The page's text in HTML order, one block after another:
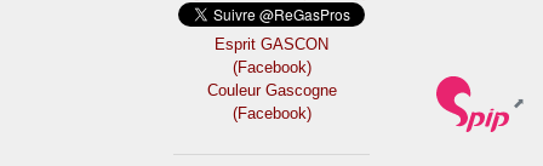
Esprit GASCON
(Facebook)
Couleur Gascogne
(Facebook)